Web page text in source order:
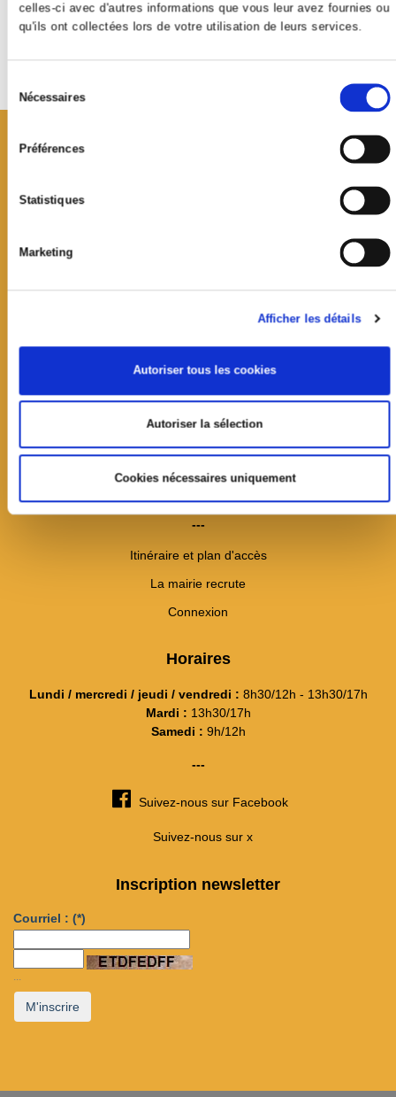
celles-ci avec d'autres informations que vous leur avez fournies ou
qu'ils ont collectées lors de votre utilisation de leurs services.
consentement
Nécessaires
Préférences
Statistiques
Marketing
Afficher les détails
Autoriser tous les cookies
Autoriser la sélection
Cookies nécessaires uniquement
Mairie de Jouy-en-Josas
CS60033
78354 Jouy-en-Josas cedex
01 39 20 11 11
Contact
---
Itinéraire et plan d'accès
La mairie recrute
Connexion
Horaires
Lundi / mercredi / jeudi / vendredi : 8h30/12h - 13h30/17h
Mardi : 13h30/17h
Samedi : 9h/12h
---
Suivez-nous sur Facebook
Suivez-nous sur x
Inscription newsletter
Courriel : (*)
M'inscrire